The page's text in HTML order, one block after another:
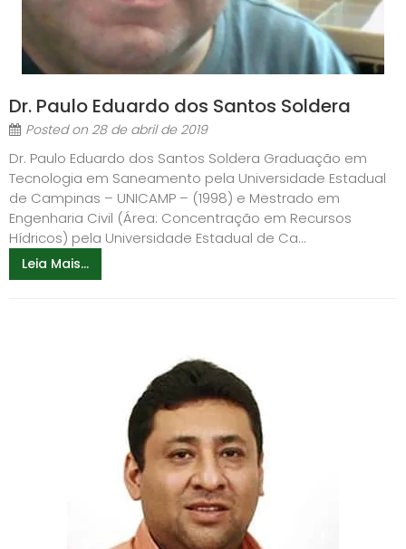
Dr. Paulo Eduardo dos Santos Soldera
Posted on 28 de abril de 2019
Dr. Paulo Eduardo dos Santos Soldera Graduação em
Tecnologia em Saneamento pela Universidade Estadual
de Campinas – UNICAMP – (1998) e Mestrado em
Engenharia Civil (Área: Concentração em Recursos
Hídricos) pela Universidade Estadual de Ca...
Leia Mais...